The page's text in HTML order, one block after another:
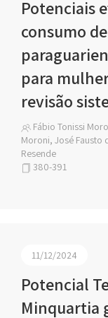
Potenciais
consumo
para
revisão
Fábio Tonissi
Moroni, José Fausto
Resende
380-391
11/12/2024
Potencial
Minquartia